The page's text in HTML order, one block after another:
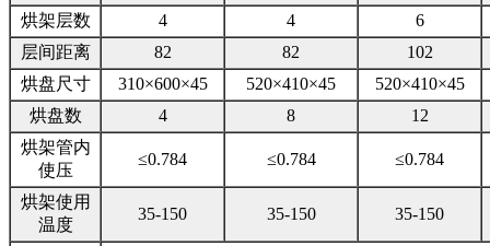
烘架层数 4 4
6
层间距离
82 82
102
烘盘尺寸
310×600×45 520×410×45
520×410×45
烘盘数
4 8
12
烘架管内
使压
≤0.784 ≤0.784 ≤0.784
烘架使用
温度
35-150 35-150 35-150